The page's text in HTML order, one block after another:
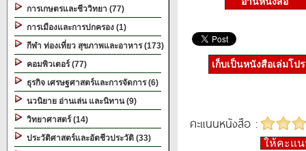
การเกษตรและชีววิทยา (77)
การเมืองและการปกครอง (1)
กีฬา ท่องเที่ยว สุขภาพและอาหาร (173)
คอมพิวเตอร์ (77)
ธุรกิจ เศรษฐศาสตร์และการจัดการ (6)
นวนิยาย อ่านเล่น และนิทาน (9)
วิทยาศาสตร์ (14)
ประวัติศาสตร์และอัตชีวประวัติ (33)
เก็บเป็นหนังสือเล่มโป
คะแนนหนังสือ :
ให้คะแ